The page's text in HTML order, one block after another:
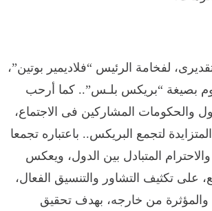
لفخامة الرئيس “فلاديمير بوتين”،
بصيغة “بريكس بلـس”.. كما أرحب
والحكومات المشاركين فى الاجتماع،
لتجمع البريكس.. باعتباره تجمعا
المتبادل بين الدول، ويعكس
تكثيف التشاور والتنسيق الفعال،
والمؤثرة من خارجه، بهدف تحقيق